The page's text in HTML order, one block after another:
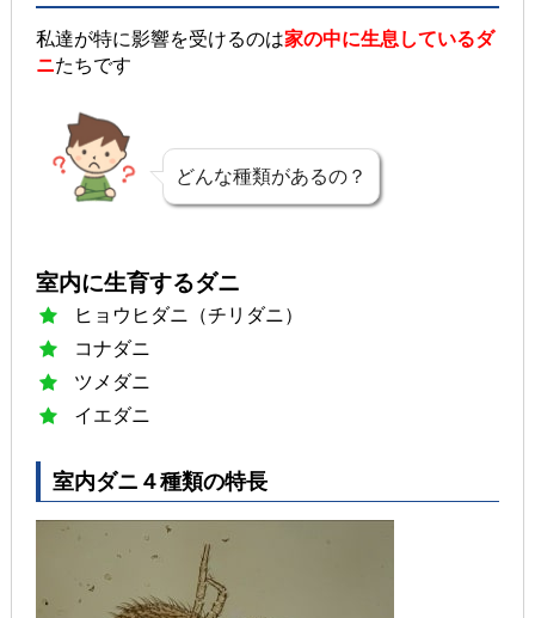
私達が特に影響を受けるのは家の中に生息しているダ
ニたちです
どんな種類があるの？
室内に生育するダニ
ヒョウヒダニ（チリダニ）
コナダニ
ツメダニ
イエダニ
室内ダニ４種類の特長